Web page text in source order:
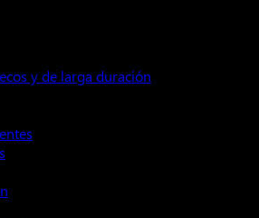
y de larga duración